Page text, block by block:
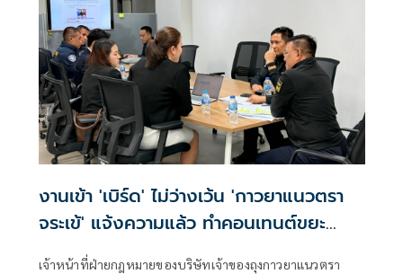
งานเข้า 'เบิร์ด' ไม่ว่างเว้น 'กาวยาแนวตรา
จระเข้' แจ้งความแล้ว ทำคอนเทนต์ขยะ
กระทบภาพลักษณ์องค์กร
เจ้าหน้าที่ฝ่ายกฎหมายของบริษัทเจ้าของถุงกาวยาแนวตรา